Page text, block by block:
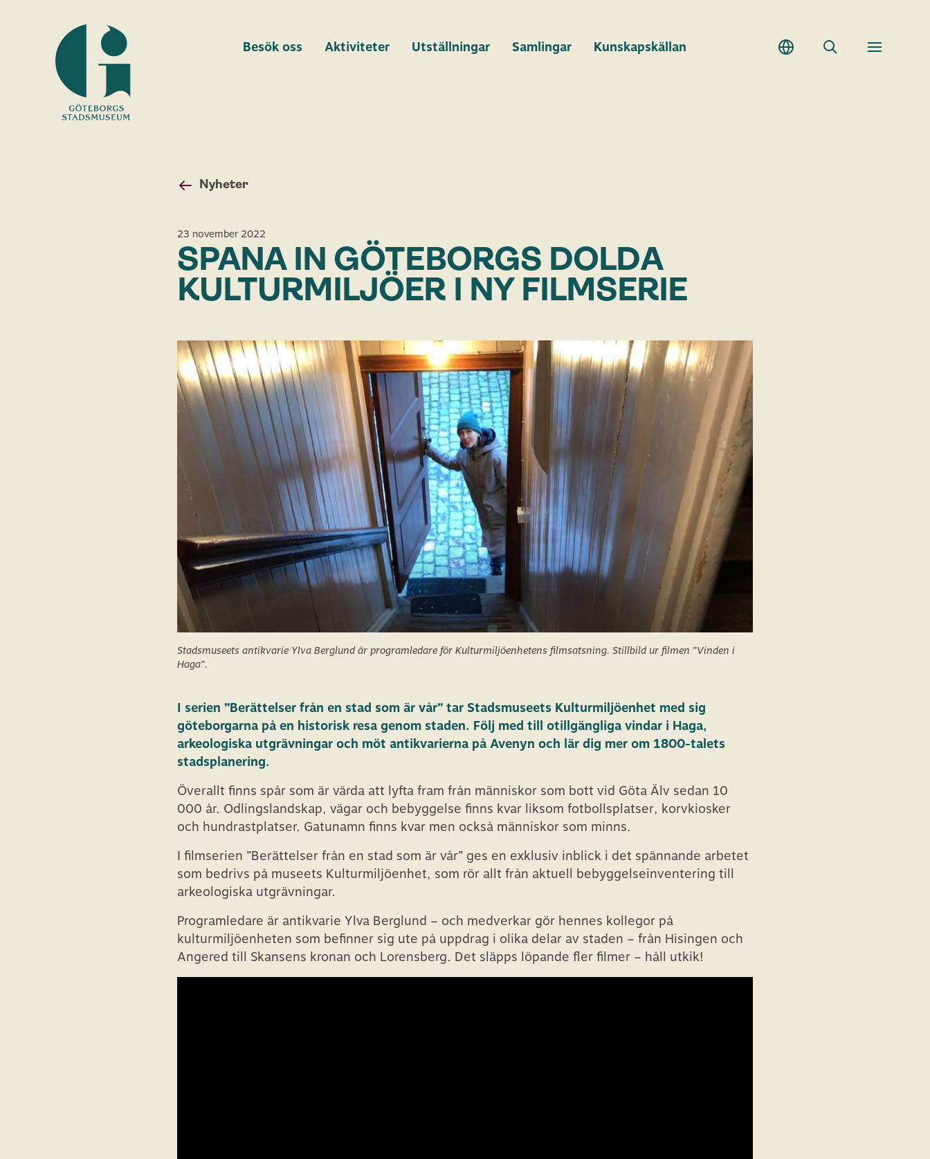
stadsmuseum
Besök oss Aktiviteter Utställningar Samlingar Kunskapskällan Sök
Toggle
Nyheter
23 november 2022
SPANA IN GÖTEBORGS DOLDA
KULTURMILJÖER I NY FILMSERIE
Stadsmuseets antikvarie Ylva Berglund är programledare för Kulturmiljöenhetens filmsatsning. Stillbild ur filmen ”Vinden i
Haga”.
I serien ”Berättelser från en stad som är vår” tar Stadsmuseets Kulturmiljöenhet med sig
göteborgarna på en historisk resa genom staden. Följ med till otillgängliga vindar i Haga,
arkeologiska utgrävningar och möt antikvarierna på Avenyn och lär dig mer om 1800-talets
stadsplanering.
Överallt finns spår som är värda att lyfta fram från människor som bott vid Göta Älv sedan 10
000 år. Odlingslandskap, vägar och bebyggelse finns kvar liksom fotbollsplatser, korvkiosker
och hundrastplatser. Gatunamn finns kvar men också människor som minns.
I filmserien ”Berättelser från en stad som är vår” ges en exklusiv inblick i det spännande arbetet
som bedrivs på museets Kulturmiljöenhet, som rör allt från aktuell bebyggelseinventering till
arkeologiska utgrävningar.
Programledare är antikvarie Ylva Berglund – och medverkar gör hennes kollegor på
kulturmiljöenheten som befinner sig ute på uppdrag i olika delar av staden – från Hisingen och
Angered till Skansens kronan och Lorensberg. Det släpps löpande fler filmer – håll utkik!